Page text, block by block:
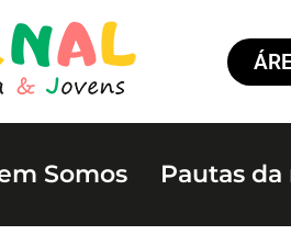
Somos Pautas